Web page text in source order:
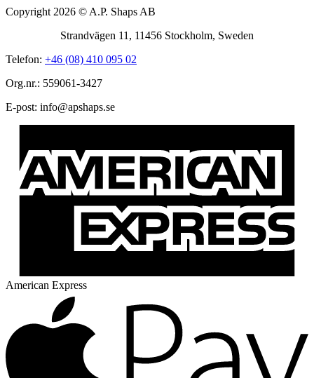
Copyright 2026 © A.P. Shaps AB
Strandvägen 11, 11456 Stockholm, Sweden
Telefon: +46 (08) 410 095 02
Org.nr.: 559061-3427
E-post:
es.spahspa
@ofni
American Express